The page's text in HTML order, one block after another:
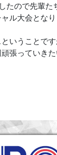
たので先輩た
ル大会とな
いうことで
張っていきた